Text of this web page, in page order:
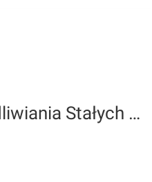
Zakład Unieszkodliwiania Stałych Odpadów Komunalnych (spalarnia śmieci)